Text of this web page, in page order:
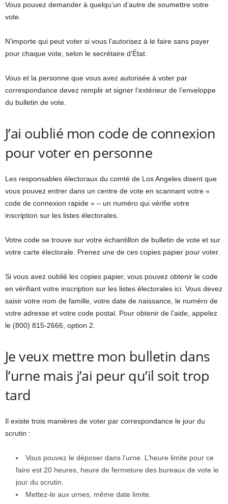
Vous pouvez demander à quelqu’un d’autre de soumettre votre
vote.
N’importe qui peut voter si vous l’autorisez à le faire sans payer
pour chaque vote, selon le secrétaire d’État.
Vous et la personne que vous avez autorisée à voter par
correspondance devez remplir et signer l’extérieur de l’enveloppe
du bulletin de vote.
J’ai oublié mon code de connexion
pour voter en personne
Les responsables électoraux du comté de Los Angeles disent que
vous pouvez entrer dans un centre de vote en scannant votre «
code de connexion rapide » – un numéro qui vérifie votre
inscription sur les listes électorales.
Votre code se trouve sur votre échantillon de bulletin de vote et sur
votre carte électorale. Prenez une de ces copies papier pour voter.
Si vous avez oublié les copies papier, vous pouvez obtenir le code
en vérifiant votre inscription sur les listes électorales ici. Vous devez
saisir votre nom de famille, votre date de naissance, le numéro de
votre adresse et votre code postal. Pour obtenir de l’aide, appelez
le (800) 815-2666, option 2.
Je veux mettre mon bulletin dans
l’urne mais j’ai peur qu’il soit trop
tard
Il existe trois manières de voter par correspondance le jour du
scrutin :
Vous pouvez le déposer dans l’urne. L’heure limite pour ce
faire est 20 heures, heure de fermeture des bureaux de vote le
jour du scrutin.
Mettez-le aux urnes, même date limite.